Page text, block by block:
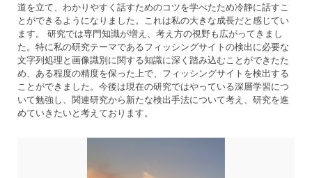
道を立て、わかりやすく話すためのコツを学べたため冷静に話すこ
とができるようになりました。これは私の大きな成長だと感じてい
ます。 研究では専門知識が増え、考え方の視野も広がってきまし
た。特に私の研究テーマであるフィッシングサイトの検出に必要な
文字列処理と画像識別に関する知識に深く踏み込むことができたた
め、ある程度の精度を保った上で、フィッシングサイトを検出する
ことができました。今後は現在の研究ではやっている深層学習につ
いて勉強し、関連研究から新たな検出手法について考え、研究を進
めていきたいと考えております。